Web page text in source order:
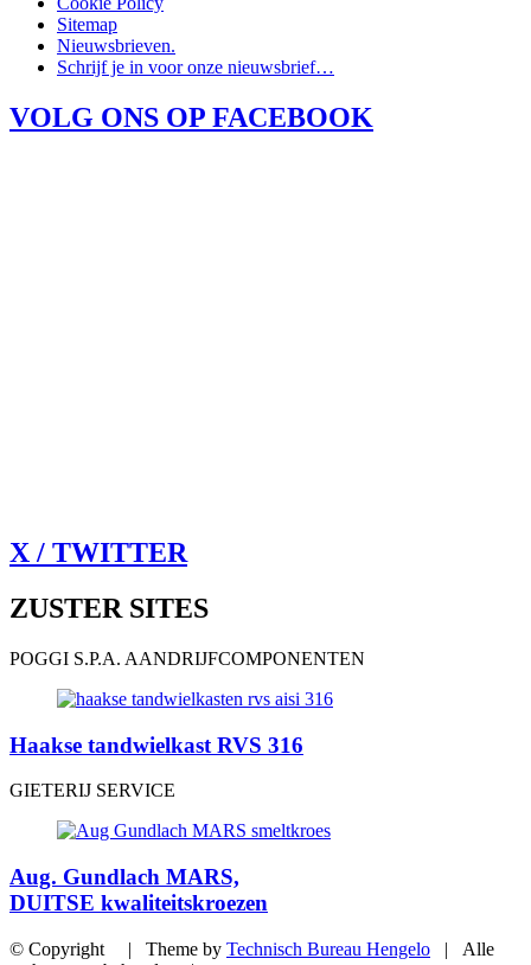
Sitemap
Nieuwsbrieven.
Schrijf je in voor onze nieuwsbrief…
VOLG ONS OP FACEBOOK
X / TWITTER
ZUSTER SITES
POGGI S.P.A. AANDRIJFCOMPONENTEN
Haakse tandwielkast RVS 316
GIETERIJ SERVICE
Aug. Gundlach MARS,
DUITSE kwaliteitskroezen
© Copyright | Theme by Technisch Bureau Hengelo | Alle